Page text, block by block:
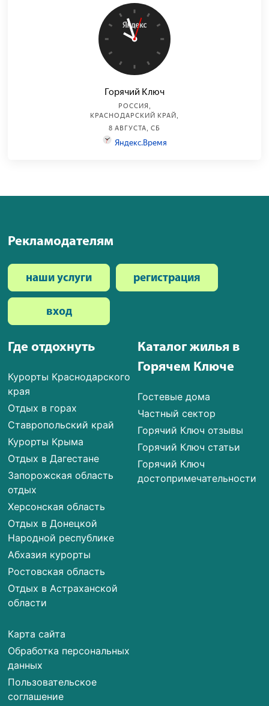
Где отдохнуть
Курорты Краснодарского
края
Отдых в горах
Ставропольский край
Курорты Крыма
Отдых в Дагестане
Запорожская область
отдых
Херсонская область
Отдых в Донецкой
Народной республике
Абхазия курорты
Ростовская область
Отдых в Астраханской
области
Карта сайта
Обработка персональных
данных
Пользовательское
соглашение
Каталог жилья в
Горячем Ключе
Гостевые дома
Частный сектор
Горячий Ключ отзывы
Горячий Ключ статьи
Горячий Ключ
достопримечательности
Рекламодателям
наши услуги регистрация
вход